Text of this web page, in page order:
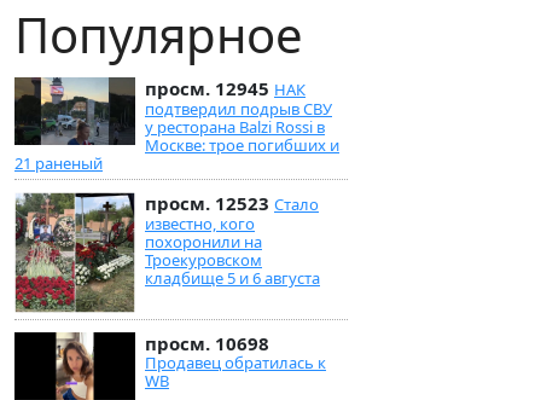
Популярное
просм. 12945 НАК
подтвердил подрыв СВУ
у ресторана Balzi Rossi в
Москве: трое погибших и
21 раненый
просм. 12523 Стало
известно, кого
похоронили на
Троекуровском
кладбище 5 и 6 августа
просм. 10698
Продавец обратилась к
WB